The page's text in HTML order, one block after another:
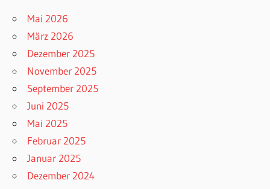
Mai 2026
März 2026
Dezember 2025
November 2025
September 2025
Juni 2025
Mai 2025
Februar 2025
Januar 2025
Dezember 2024